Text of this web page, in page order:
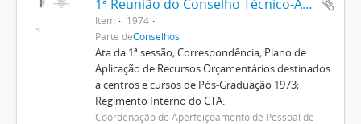
1ª Reunião do Conselho Técnico-Administrativo
Item
1974
Parte deConselhos
Ata da 1ª sessão; Correspondência; Plano de
Aplicação de Recursos Orçamentários destinados
a centros e cursos de Pós-Graduação 1973;
Regimento Interno do CTA.
Coordenação de Aperfeiçoamento de Pessoal de